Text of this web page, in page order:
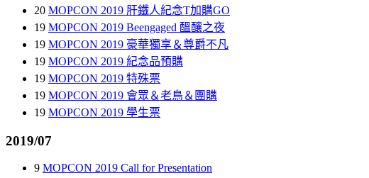
20 MOPCON 2019 肝鐵人紀念T加購GO
19 MOPCON 2019 Beengaged 醞釀之夜
19 MOPCON 2019 豪華獨享＆尊爵不凡
19 MOPCON 2019 紀念品預購
19 MOPCON 2019 特殊票
19 MOPCON 2019 會眾＆老鳥＆團購
19 MOPCON 2019 學生票
2019/07
9 MOPCON 2019 Call for Presentation